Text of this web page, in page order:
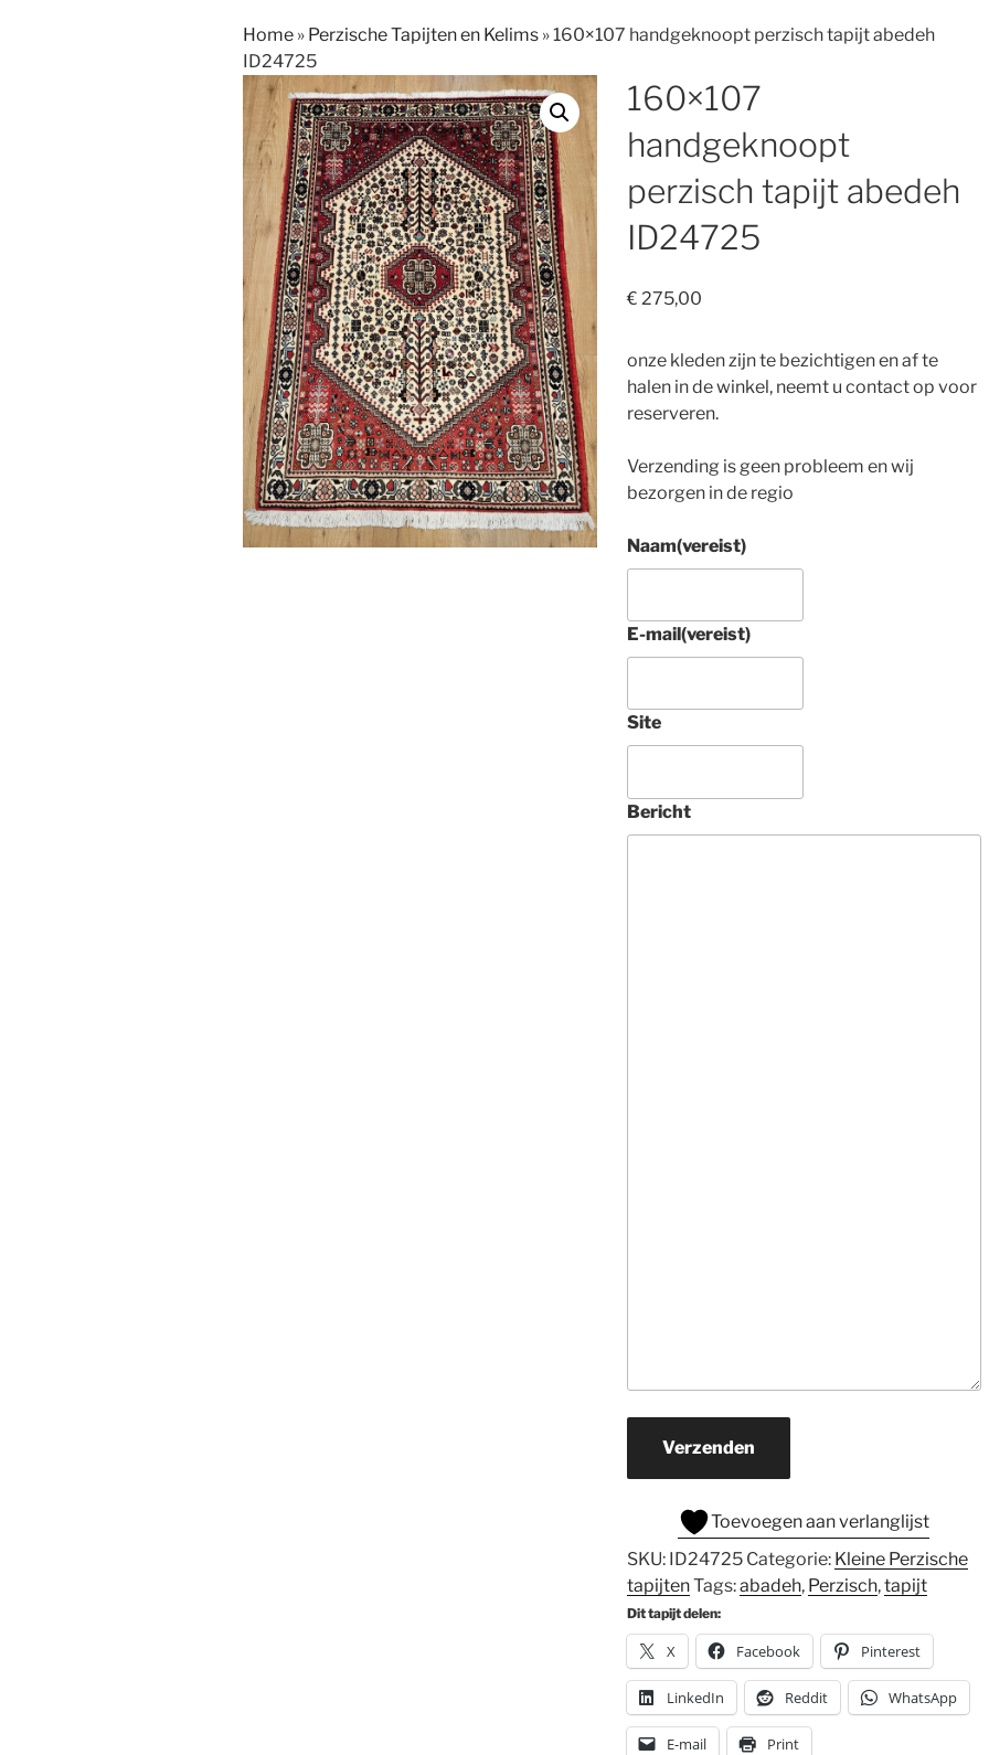
Home » Perzische Tapijten en Kelims »160×107 handgeknoopt perzisch tapijt abedeh
ID24725
160×107
handgeknoopt
perzisch tapijt abedeh
ID24725
€ 275,00
onze kleden zijn te bezichtigen en af te
halen in de winkel, neemt u contact op voor
reserveren.
Verzending is geen probleem en wij
bezorgen in de regio
Naam(vereist)
E-mail(vereist)
Site
Bericht
Verzenden
Toevoegen aan verlanglijst
SKU: ID24725 Categorie: Kleine Perzische
tapijtenTags:abadeh, Perzisch,tapijt
Dit tapijt delen:
X Facebook Pinterest
LinkedIn Reddit WhatsApp
E-mail Print
Deze